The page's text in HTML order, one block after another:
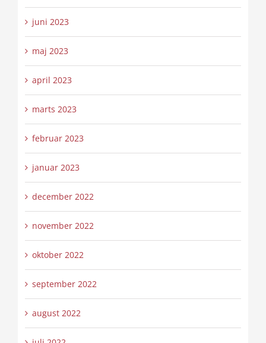
juni 2023
maj 2023
april 2023
marts 2023
februar 2023
januar 2023
december 2022
november 2022
oktober 2022
september 2022
august 2022